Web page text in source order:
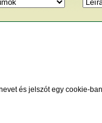
és jelszót egy cookie-ban